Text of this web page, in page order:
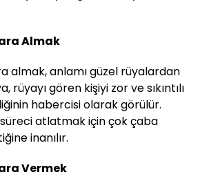
Almak
almak, anlamı güzel rüyalardan
rüyayı gören kişiyi zor ve sıkıntılı
habercisi olarak görülür.
atlatmak için çok çaba
inanılır.
Vermek